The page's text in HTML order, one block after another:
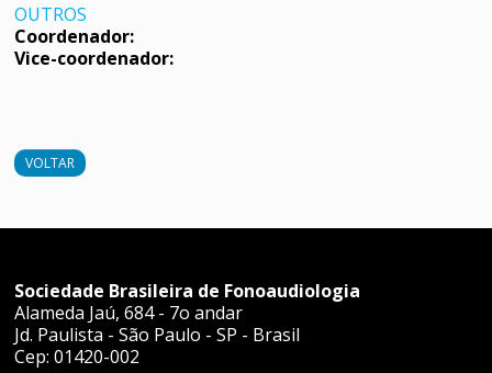
OUTROS
Coordenador:
Vice-coordenador:
VOLTAR
Sociedade Brasileira de Fonoaudiologia
Alameda Jaú, 684 - 7o andar
Jd. Paulista - São Paulo - SP - Brasil
Cep: 01420-002